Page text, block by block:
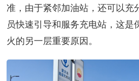
准，由于紧邻加油站，还可以充
员快速引导和服务充电站，这是
火的另一层重要原因。